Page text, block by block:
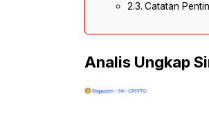
Catatan
Analis Ungkap